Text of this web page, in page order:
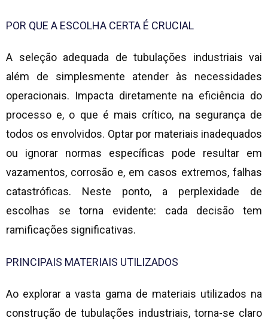
POR QUE A ESCOLHA CERTA É CRUCIAL
A seleção adequada de tubulações industriais vai
além de simplesmente atender às necessidades
operacionais. Impacta diretamente na eficiência do
processo e, o que é mais crítico, na segurança de
todos os envolvidos. Optar por materiais inadequados
ou ignorar normas específicas pode resultar em
vazamentos, corrosão e, em casos extremos, falhas
catastróficas. Neste ponto, a perplexidade de
escolhas se torna evidente: cada decisão tem
ramificações significativas.
PRINCIPAIS MATERIAIS UTILIZADOS
Ao explorar a vasta gama de materiais utilizados na
construção de tubulações industriais, torna-se claro